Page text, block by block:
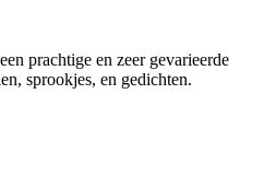
prachtige en zeer gevarieerde
sprookjes, en gedichten.